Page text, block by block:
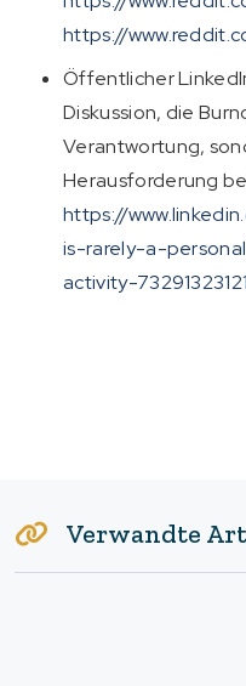
https://
Öffentlicher
Diskussion, die
Verantwortung,
Herausforderung
https://
is-rarely-a-
activity-
Verwandte